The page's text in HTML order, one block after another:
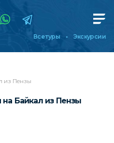
Все туры Экскурсии
из Пензы
Байкал из Пензы